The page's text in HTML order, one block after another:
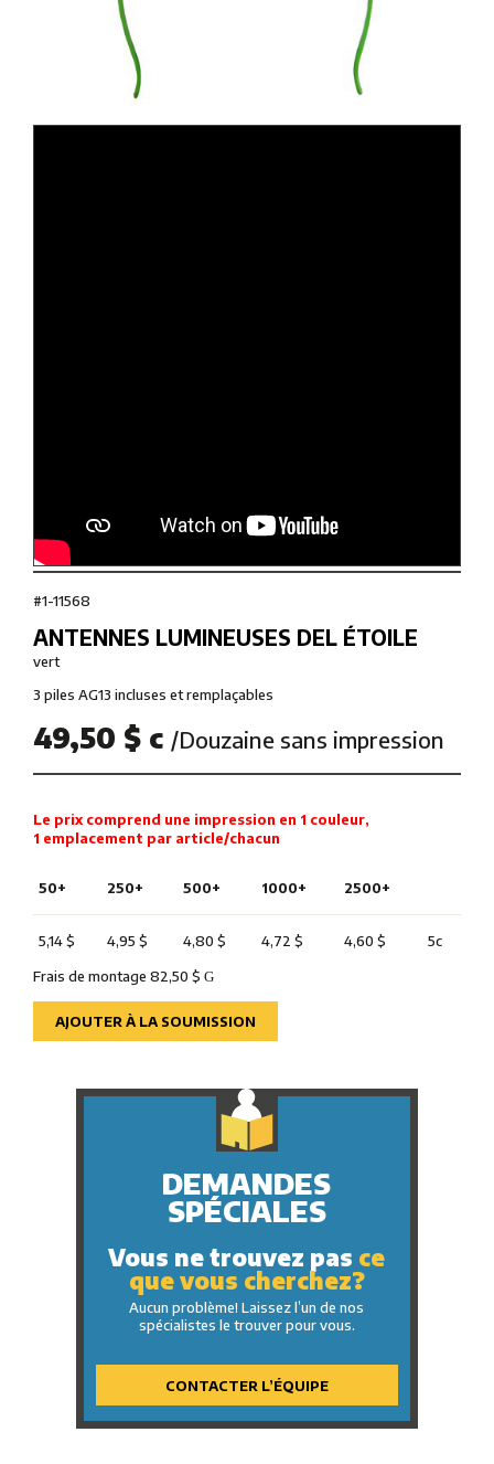
#1-11568
ANTENNES LUMINEUSES DEL ÉTOILE
vert
3 piles AG13 incluses et remplaçables
49,50 $ c /Douzaine sans impression
Le prix comprend une impression en 1 couleur,
1 emplacement par article/chacun
50+ 250+ 500+ 1000+ 2500+
5,14 $ 4,95 $ 4,80 $ 4,72 $ 4,60 $
5c
Frais de montage 82,50 $ G
AJOUTER À LA SOUMISSION
DEMANDES
SPÉCIALES
Vous ne trouvez pas ce
que vous cherchez?
Aucun problème! Laissez l’un de nos
spécialistes le trouver pour vous.
CONTACTER L’ÉQUIPE